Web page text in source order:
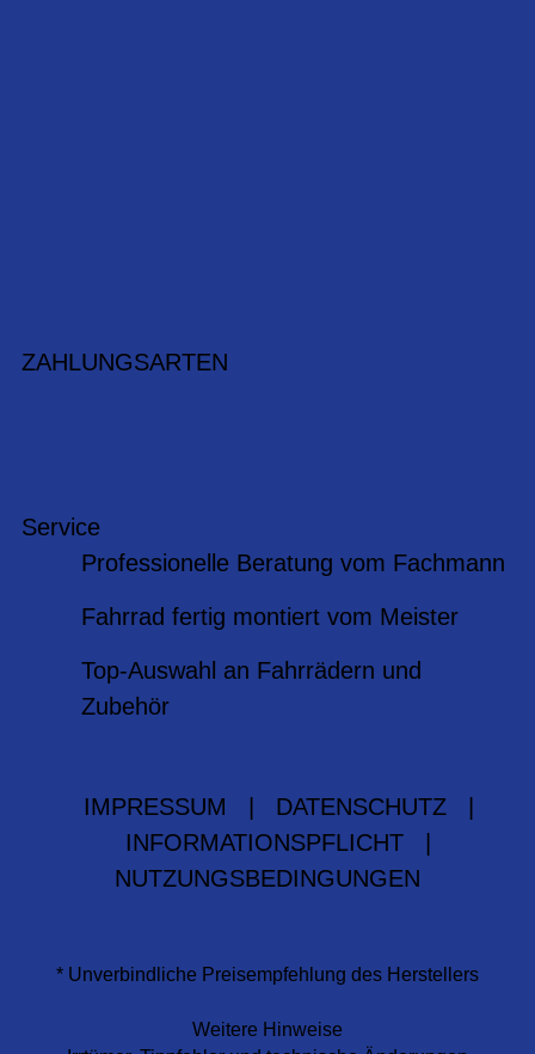
ZAHLUNGSARTEN
Service
Professionelle Beratung vom Fachmann
Fahrrad fertig montiert vom Meister
Top-Auswahl an Fahrrädern und
Zubehör
IMPRESSUM DATENSCHUTZ
INFORMATIONSPFLICHT
NUTZUNGSBEDINGUNGEN
* Unverbindliche Preisempfehlung des Herstellers
Weitere Hinweise